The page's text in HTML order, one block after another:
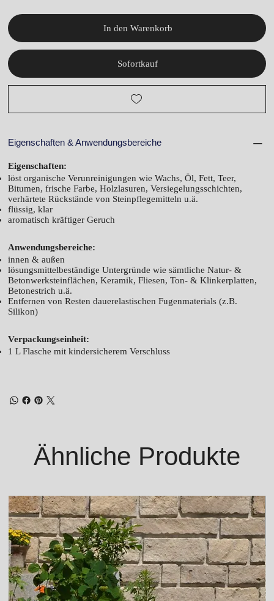
In den Warenkorb
Sofortkauf
Eigenschaften & Anwendungsbereiche
Eigenschaften:
löst organische Verunreinigungen wie Wachs, Öl, Fett, Teer,
Bitumen, frische Farbe, Holzlasuren, Versiegelungsschichten,
verhärtete Rückstände von Steinpflegemitteln u.ä.
flüssig, klar
aromatisch kräftiger Geruch
Anwendungsbereiche:
innen & außen
lösungsmittelbeständige Untergründe wie sämtliche Natur- &
Betonwerksteinflächen, Keramik, Fliesen, Ton- & Klinkerplatten,
Betonestrich u.ä.
Entfernen von Resten dauerelastischen Fugenmaterials (z.B.
Silikon)
Verpackungseinheit:
1 L Flasche mit kindersicherem Verschluss
Ähnliche Produkte